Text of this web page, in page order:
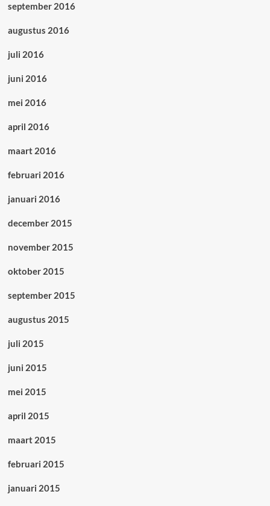
september 2016
augustus 2016
juli 2016
juni 2016
mei 2016
april 2016
maart 2016
februari 2016
januari 2016
december 2015
november 2015
oktober 2015
september 2015
augustus 2015
juli 2015
juni 2015
mei 2015
april 2015
maart 2015
februari 2015
januari 2015